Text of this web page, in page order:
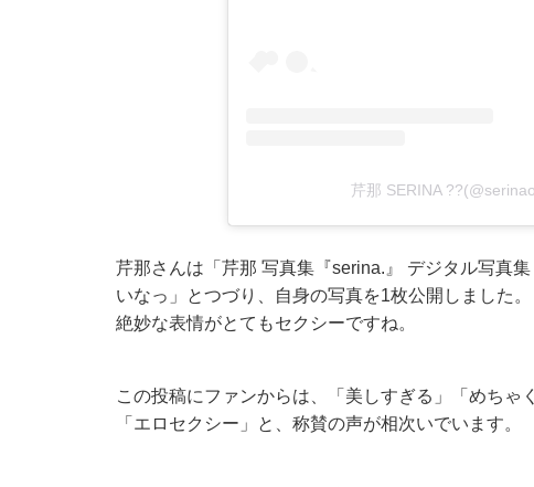
芹那 SERINA
芹那さんは「芹那 写真集『serina.』 デジタル写真
いなっ」とつづり、自身の写真を1枚公開しました
絶妙な表情がとてもセクシーですね。
この投稿にファンからは、「美しすぎる」「めちゃ
「エロセクシー」と、称賛の声が相次いでいます。